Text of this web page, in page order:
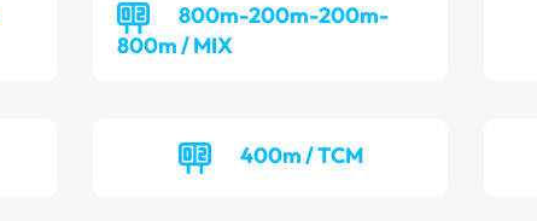
800m-200m-200m-
800m / MIX
400m / TCM